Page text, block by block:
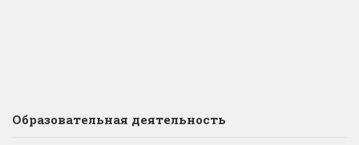
Образовательная деятельность